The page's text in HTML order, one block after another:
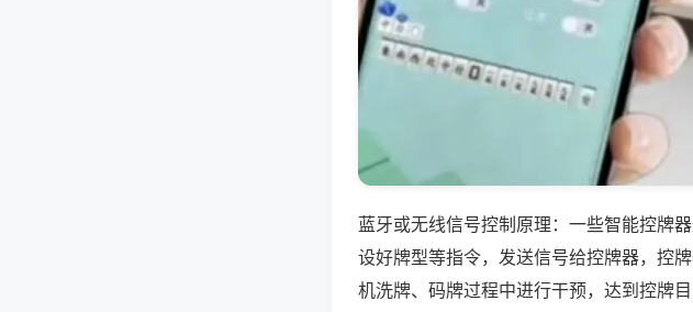
蓝牙或无线信号控制原理：一些智能控牌
设好牌型等指令，发送信号给控牌器，控
机洗牌、码牌过程中进行干预，达到控牌目